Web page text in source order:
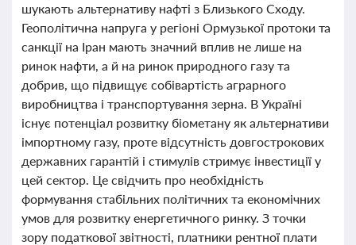
шукають альтернативу нафті з Близького Сходу.
Геополітична напруга у регіоні Ормузької протоки та
санкції на Іран мають значний вплив не лише на
ринок нафти, а й на ринок природного газу та
добрив, що підвищує собівартість аграрного
виробництва і транспортування зерна. В Україні
існує потенціал розвитку біометану як альтернативи
імпортному газу, проте відсутність довгострокових
державних гарантій і стимулів стримує інвестиції у
цей сектор. Це свідчить про необхідність
формування стабільних політичних та економічних
умов для розвитку енергетичного ринку. З точки
зору податкової звітності, платники рентної плати